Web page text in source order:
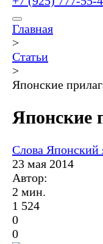
Главная
>
Статьи
>
Японские
Японские
Слова Японский
23 мая 2014
Автор:
2 мин.
1 524
0
0